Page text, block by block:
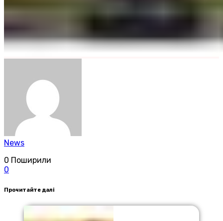
News
0 Поширили
0
Прочитайте далі